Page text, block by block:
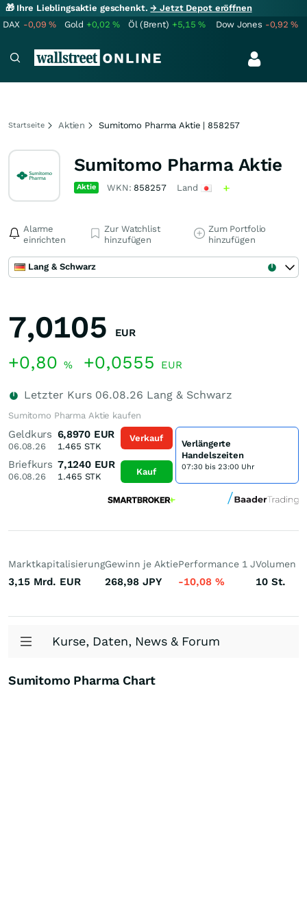
🎁 Ihre Lieblingsaktie geschenkt.→ Jetzt Depot eröffnen
DAX -0,09% Gold +0,02% Öl (Brent) +5,15% Dow Jones -0,92%
Startseite Aktien Sumitomo Pharma Aktie | 858257
Sumitomo Pharma Aktie
Aktie WKN: 858257 Land
Alarme
einrichten
Zur Watchlist
hinzufügen
Zum Portfolio
hinzufügen
Lang & Schwarz
7,0105 EUR
+0,80 % +0,0555 EUR
Letzter Kurs 06.08.26 Lang & Schwarz
Sumitomo Pharma Aktie kaufen
Geldkurs
06.08.26
6,8970 EUR
1.465 STK
Briefkurs
06.08.26
7,1240 EUR
1.465 STK
Verkauf
Kauf
Verlängerte
Handelszeiten
07:30 bis 23:00 Uhr
Marktkapitalisierung
3,15 Mrd. EUR
Gewinn je Aktie
268,98 JPY
Performance 1 J
-10,08 %
Volumen
10 St.
Kurse, Daten, News & Forum
Sumitomo Pharma Chart